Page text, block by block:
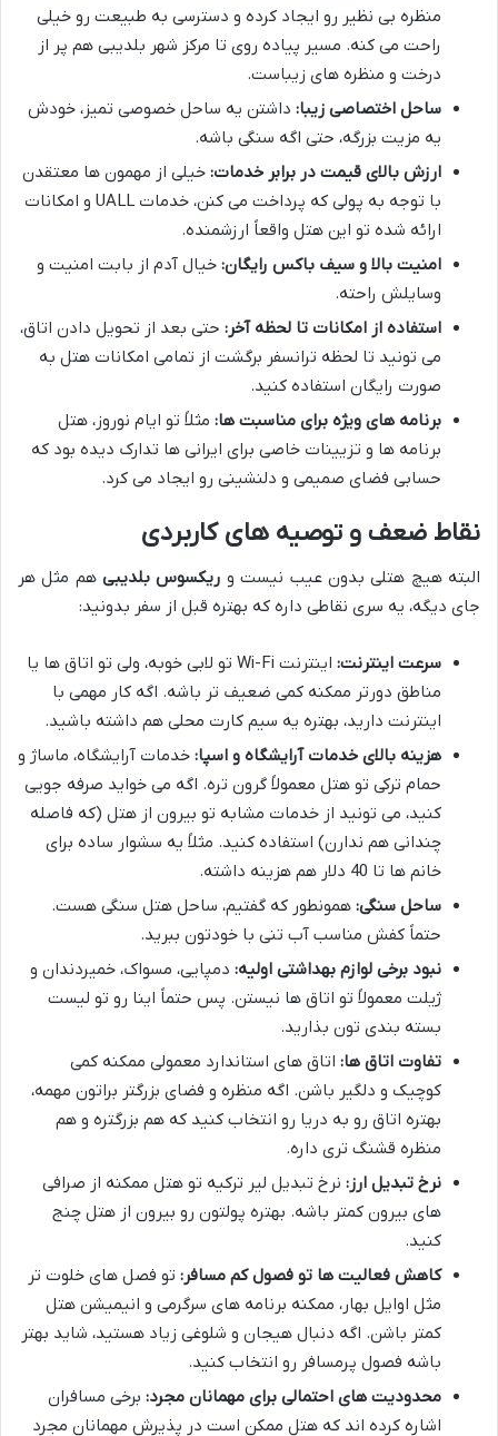
منظره بی نظیر رو ایجاد کرده و دسترسی به طبیعت رو خیلی
راحت می کنه. مسیر پیاده روی تا مرکز شهر بلدیبی هم پر از
درخت و منظره های زیباست.
ساحل اختصاصی زیبا: داشتن یه ساحل خصوصی تمیز، خودش
یه مزیت بزرگه، حتی اگه سنگی باشه.
ارزش بالای قیمت در برابر خدمات: خیلی از مهمون ها معتقدن
با توجه به پولی که پرداخت می کنن، خدمات UALL و امکانات
ارائه شده تو این هتل واقعاً ارزشمنده.
امنیت بالا و سیف باکس رایگان: خیال آدم از بابت امنیت و
وسایلش راحته.
استفاده از امکانات تا لحظه آخر: حتی بعد از تحویل دادن اتاق،
می تونید تا لحظه ترانسفر برگشت از تمامی امکانات هتل به
صورت رایگان استفاده کنید.
برنامه های ویژه برای مناسبت ها: مثلاً تو ایام نوروز، هتل
برنامه ها و تزیینات خاصی برای ایرانی ها تدارک دیده بود که
حسابی فضای صمیمی و دلنشینی رو ایجاد می کرد.
نقاط ضعف و توصیه های کاربردی
البته هیچ هتلی بدون عیب نیست و ریکسوس بلدیبیهم مثل هر
جای دیگه، یه سری نقاطی داره که بهتره قبل از سفر بدونید:
سرعت اینترنت:
اینترنت Wi-Fi تو لابی خوبه، ولی تو اتاق ها یا
مناطق دورتر ممکنه کمی ضعیف تر باشه. اگه کار مهمی با
اینترنت دارید، بهتره یه سیم کارت محلی هم داشته باشید.
هزینه بالای خدمات آرایشگاه و اسپا: خدمات آرایشگاه، ماساژ و
حمام ترکی تو هتل معمولاً گرون تره. اگه می خواید صرفه جویی
کنید، می تونید از خدمات مشابه تو بیرون از هتل (که فاصله
چندانی هم ندارن) استفاده کنید. مثلاً یه سشوار ساده برای
خانم ها تا 40 دلار هم هزینه داشته.
ساحل سنگی: همونطور که گفتیم، ساحل هتل سنگی هست.
حتماً کفش مناسب آب تنی با خودتون ببرید.
نبود برخی لوازم بهداشتی اولیه: دمپایی، مسواک، خمیردندان و
ژیلت معمولاً تو اتاق ها نیستن. پس حتماً اینا رو تو لیست
بسته بندی تون بذارید.
تفاوت اتاق ها: اتاق های استاندارد معمولی ممکنه کمی
کوچیک و دلگیر باشن. اگه منظره و فضای بزرگتر براتون مهمه،
بهتره اتاق رو به دریا رو انتخاب کنید که هم بزرگتره و هم
منظره قشنگ تری داره.
نرخ تبدیل ارز: نرخ تبدیل لیر ترکیه تو هتل ممکنه از صرافی
های بیرون کمتر باشه. بهتره پولتون رو بیرون از هتل چنج
کنید.
کاهش فعالیت ها تو فصول کم مسافر: تو فصل های خلوت تر
مثل اوایل بهار، ممکنه برنامه های سرگرمی و انیمیشن هتل
کمتر باشن. اگه دنبال هیجان و شلوغی زیاد هستید، شاید بهتر
باشه فصول پرمسافر رو انتخاب کنید.
محدودیت های احتمالی برای مهمانان مجرد: برخی مسافران
اشاره کرده اند که هتل ممکن است در پذیرش مهمانان مجرد